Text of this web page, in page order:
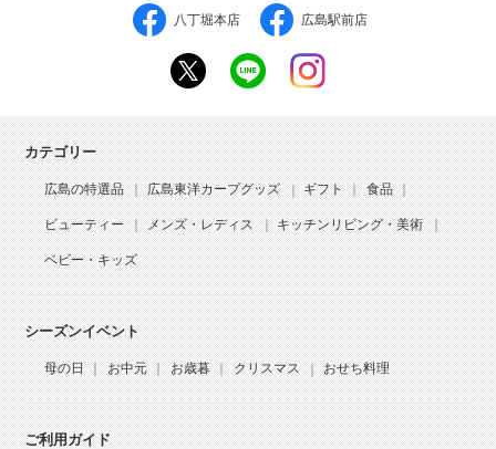
八丁堀本店 広島駅前店
カテゴリー
広島の特選品 広島東洋カープグッズ ギフト 食品
ビューティー メンズ・レディス キッチンリビング・美術
ベビー・キッズ
シーズンイベント
母の日 お中元 お歳暮 クリスマス おせち料理
ご利用ガイド